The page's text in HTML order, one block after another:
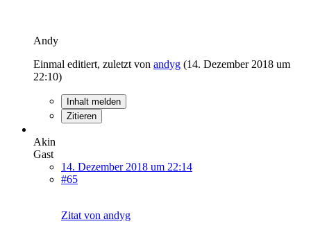
Andy
Einmal editiert, zuletzt von andyg (14. Dezember 2018 um
22:10)
Inhalt melden
Zitieren
Akin
Gast
14. Dezember 2018 um 22:14
#65
Zitat von andyg